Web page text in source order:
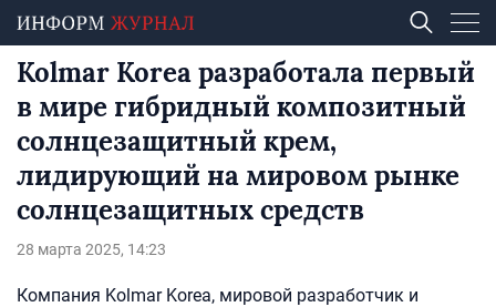
Kolmar Korea разработала первый
в мире гибридный композитный
солнцезащитный крем,
лидирующий на мировом рынке
солнцезащитных средств
28 марта 2025, 14:23
Компания Kolmar Korea, мировой разработчик и